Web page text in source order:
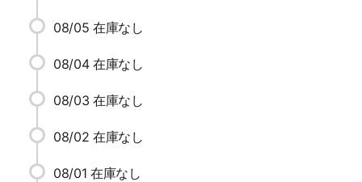
08/05 在庫なし
08/04 在庫なし
08/03 在庫なし
08/02 在庫なし
08/01 在庫なし